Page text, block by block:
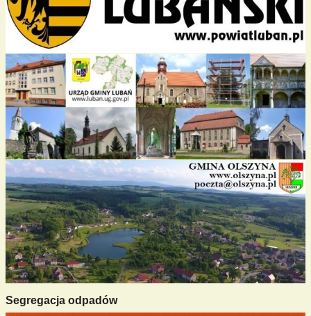
Segregacja odpadów